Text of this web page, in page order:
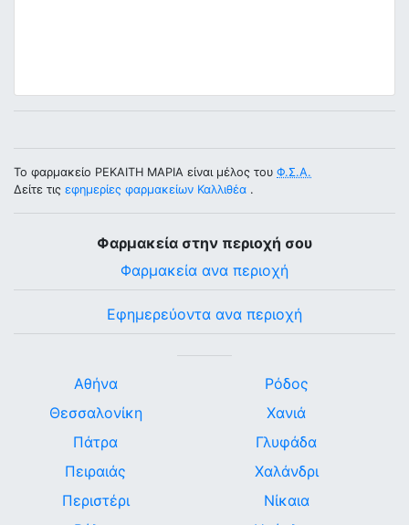
Το φαρμακείο ΡΕΚΑΙΤΗ ΜΑΡΙΑ είναι μέλος του Φ.Σ.Α.
Δείτε τις εφημερίες φαρμακείων Καλλιθέα .
Φαρμακεία στην περιοχή σου
Φαρμακεία ανα περιοχή
Εφημερεύοντα ανα περιοχή
Αθήνα
Θεσσαλονίκη
Πάτρα
Πειραιάς
Περιστέρι
Ρόδος
Χανιά
Γλυφάδα
Χαλάνδρι
Νίκαια